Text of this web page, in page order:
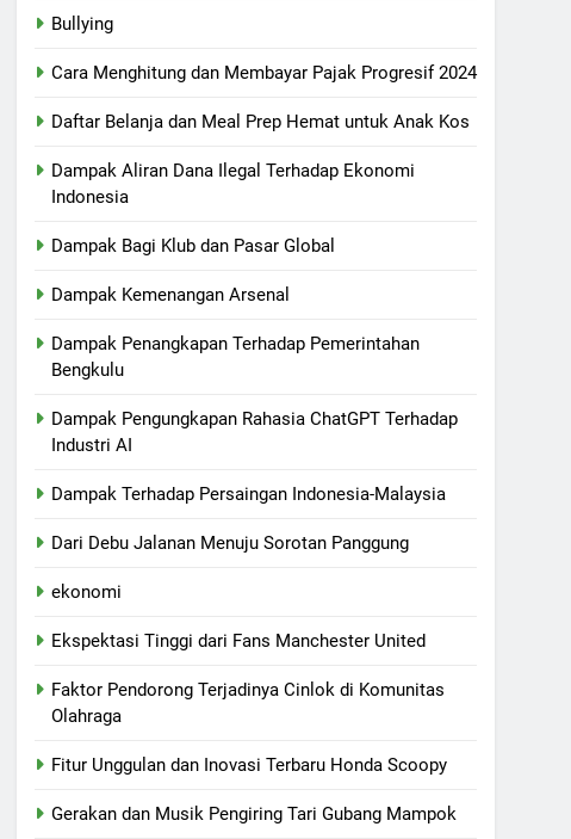
Bullying
Cara Menghitung dan Membayar Pajak Progresif 2024
Daftar Belanja dan Meal Prep Hemat untuk Anak Kos
Dampak Aliran Dana Ilegal Terhadap Ekonomi
Indonesia
Dampak Bagi Klub dan Pasar Global
Dampak Kemenangan Arsenal
Dampak Penangkapan Terhadap Pemerintahan
Bengkulu
Dampak Pengungkapan Rahasia ChatGPT Terhadap
Industri AI
Dampak Terhadap Persaingan Indonesia-Malaysia
Dari Debu Jalanan Menuju Sorotan Panggung
ekonomi
Ekspektasi Tinggi dari Fans Manchester United
Faktor Pendorong Terjadinya Cinlok di Komunitas
Olahraga
Fitur Unggulan dan Inovasi Terbaru Honda Scoopy
Gerakan dan Musik Pengiring Tari Gubang Mampok